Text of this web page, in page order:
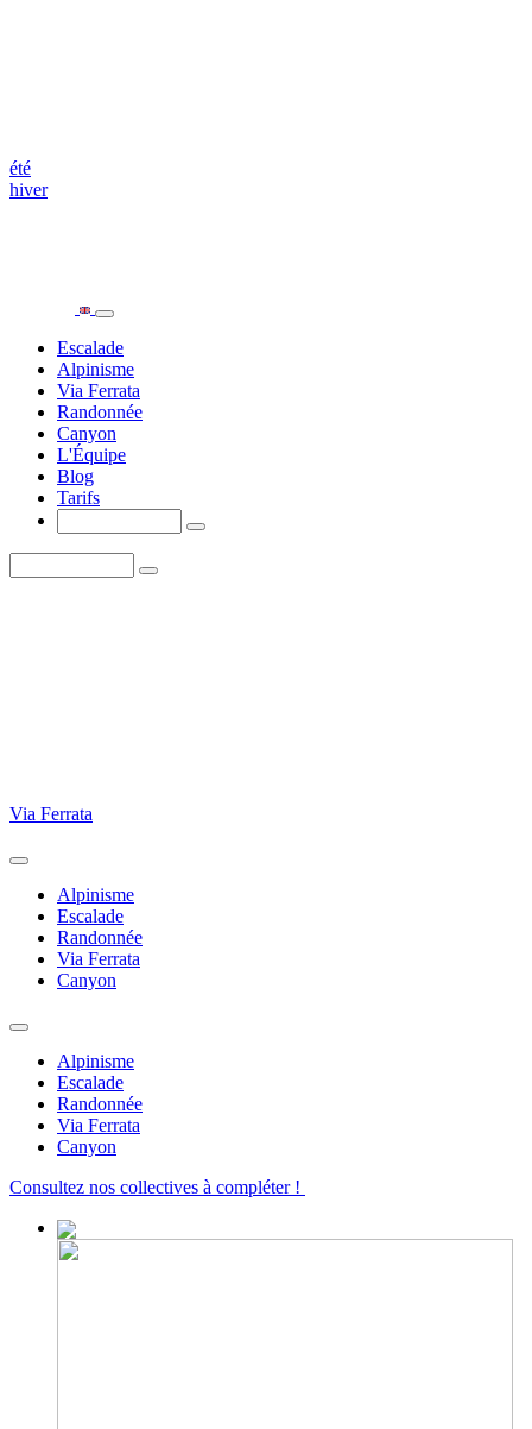
été
hiver
Escalade
Alpinisme
Via Ferrata
Randonnée
Canyon
L'Équipe
Blog
Tarifs
Via Ferrata
Alpinisme
Escalade
Randonnée
Via Ferrata
Canyon
Alpinisme
Escalade
Randonnée
Via Ferrata
Canyon
Consultez nos collectives à compléter !